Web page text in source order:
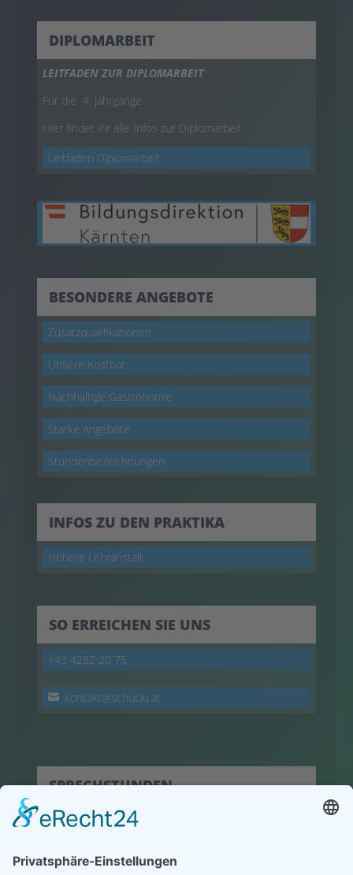
DIPLOMARBEIT
LEITFADEN ZUR DIPLOMARBEIT
Für die 4. Jahrgänge
Hier findet ihr alle Infos zur Diplomarbeit
Leitfaden Diplomarbeit
BESONDERE ANGEBOTE
Zusatzqualifikationen
Unsere Kostbar
Nachhaltige Gastronomie
Starke Angebote
Stundenbezeichnungen
INFOS ZU DEN PRAKTIKA
Höhere Lehranstalt
SO ERREICHEN SIE UNS
+43 4282 20 75
kontakt@schuclu.at
SPRECHSTUNDEN
hier klicken